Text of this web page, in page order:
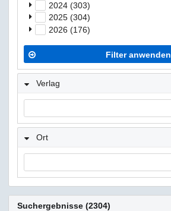
2024 (303)
2025 (304)
2026 (176)
Filter anwenden
Verlag
Ort
Suchergebnisse (2304)